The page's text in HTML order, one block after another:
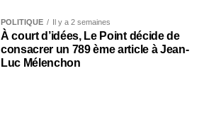
POLITIQUE Il y a 2 semaines
À court d’idées, Le Point décide de
consacrer un 789 ème article à Jean-
Luc Mélenchon